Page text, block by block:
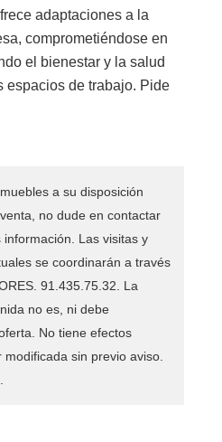
adaptaciones a la
comprometiéndose en
el bienestar y la salud
espacios de trabajo. Pide
a su disposición
no dude en contactar
Las visitas y
se coordinarán a través
91.435.75.32. La
no es, ni debe
No tiene efectos
sin previo aviso.